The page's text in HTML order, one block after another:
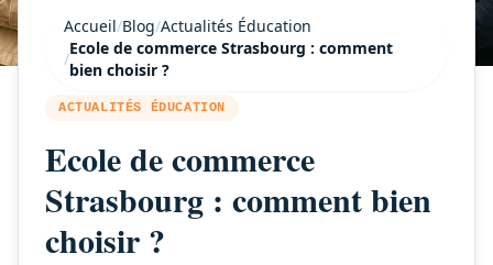
Accueil/Blog/Actualités Éducation
/
Ecole de commerce Strasbourg : comment
bien choisir ?
ACTUALITÉS ÉDUCATION
Ecole de commerce
Strasbourg : comment bien
choisir ?